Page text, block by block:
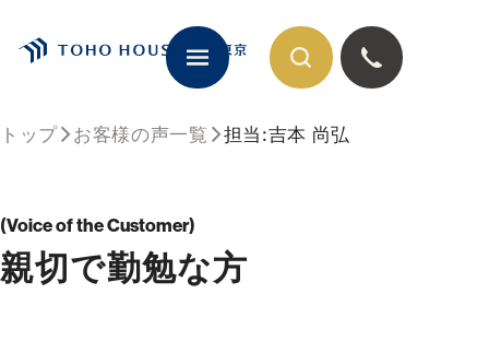
トップ お客様の声一覧 担当:吉本 尚弘
Voice of the Customer
親切で勤勉な方